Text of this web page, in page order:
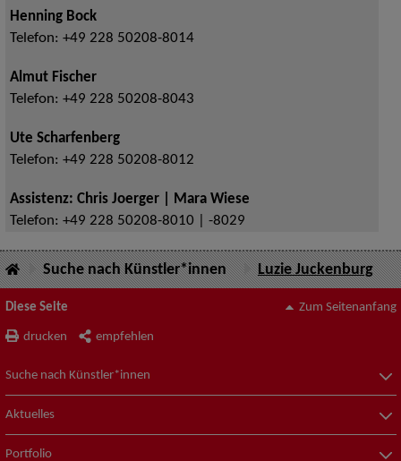
Henning Bock
Telefon: +49 228 50208-8014
Almut Fischer
Telefon: +49 228 50208-8043
Ute Scharfenberg
Telefon: +49 228 50208-8012
Assistenz: Chris Joerger | Mara Wiese
Telefon: +49 228 50208-8010 | -8029
Suche nach Künstler*innen Luzie Juckenburg
Diese Seite
drucken empfehlen
Zum Seitenanfang
Suche nach Künstler*innen
Aktuelles
Portfolio